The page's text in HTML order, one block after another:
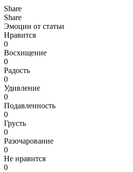
Share
Share
Эмоции от статьи
Нравится
0
Восхищение
0
Радость
0
Удивление
0
Подавленность
0
Грусть
0
Разочарование
0
Не нравится
0